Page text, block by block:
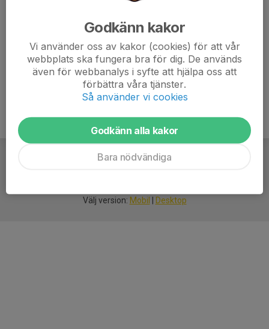
Välj version: Mobil Desktop
Godkänn kakor
Vi använder oss av kakor (cookies) för att vår
webbplats ska fungera bra för dig. De används
även för webbanalys i syfte att hjälpa oss att
förbättra våra tjänster.
Så använder vi cookies
Godkänn alla kakor
Bara nödvändiga